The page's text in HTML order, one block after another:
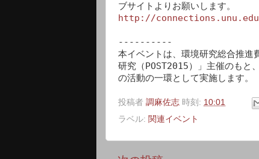
http://
----------
本イベントは、環境研究総合推
研究（POST2015）」主催のもと
の活動の一環として実施します。
投稿者 調麻佐志 時刻: 10:01
ラベル: 関連イベント